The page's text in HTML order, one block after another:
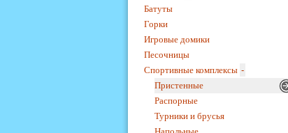
Батуты
Горки
Игровые домики
Песочницы
Спортивные комплексы -
Пристенные
Распорные
Турники и брусья